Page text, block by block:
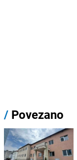
/ Povezano